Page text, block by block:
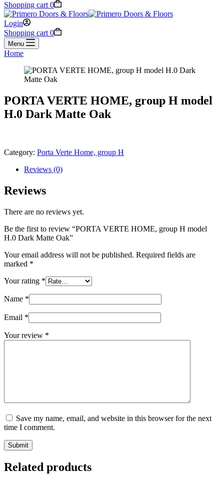
Shopping cart 0
Login
Shopping cart 0
Menu
Home
PORTA VERTE HOME, group H model
H.0 Dark Matte Oak
Category: Porta Verte Home, group H
Reviews (0)
Reviews
There are no reviews yet.
Be the first to review “PORTA VERTE HOME, group H model
H.0 Dark Matte Oak”
Your email address will not be published. Required fields are
marked *
Your rating *
Name *
Email *
Your review *
Save my name, email, and website in this browser for the next
time I comment.
Submit
Related products